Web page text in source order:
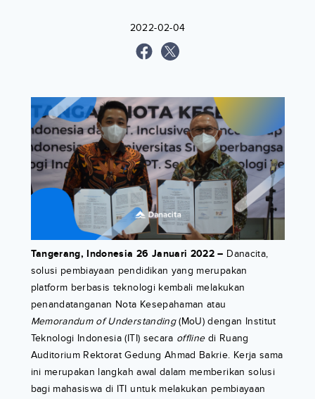
2022-02-04
Tangerang, Indonesia 26 Januari 2022 – Danacita,
solusi pembiayaan pendidikan yang merupakan
platform berbasis teknologi kembali melakukan
penandatanganan Nota Kesepahaman atau
Memorandum of Understanding(MoU) dengan Institut
Teknologi Indonesia (ITI) secara offlinedi Ruang
Auditorium Rektorat Gedung Ahmad Bakrie. Kerja sama
ini merupakan langkah awal dalam memberikan solusi
bagi mahasiswa di ITI untuk melakukan pembiayaan